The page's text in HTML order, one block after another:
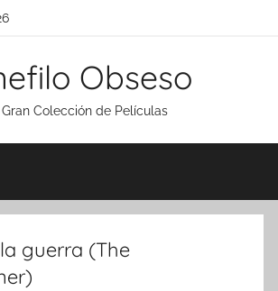
Obseso
Gran Colección de Películas
guerra (The